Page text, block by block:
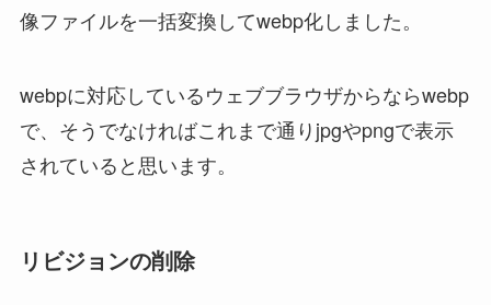
像ファイルを一括変換してwebp化しました。
webpに対応しているウェブブラウザからならwebp
で、そうでなければこれまで通りjpgやpngで表示
されていると思います。
リビジョンの削除